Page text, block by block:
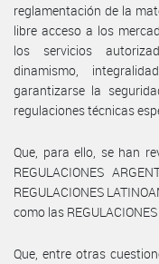
reglamentación de la
libre acceso a los
los servicios
dinamismo,
garantizarse la
regulaciones técnicas
Que, para ello, se han
REGULACIONES
REGULACIONES
como las REGULACIONES
Que, entre otras